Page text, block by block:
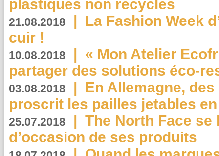
plastiques non recyclés
21.08.2018 | La Fashion Week
cuir !
10.08.2018 | « Mon Atelier
partager des solutions éco-
03.08.2018 | En Allemagne,
proscrit les pailles jetables
25.07.2018 | The North Face se
d’occasion de ses produits